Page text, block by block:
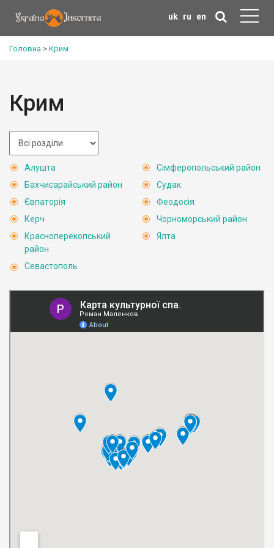
uk ru en
Головна > Крим
Крим
Алушта
Бахчисарайський район
Євпаторія
Керч
Красноперекопський
район
Севастополь
Сімферопольський район
Судак
Феодосія
Чорноморський район
Ялта